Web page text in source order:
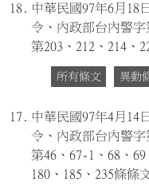
18.
中華民國97年6月18
令、內政部台內警字
第203、212、214、
所有條文 異動
17.
中華民國97年4月14
令、內政部台內警字
第46、67-1、68、69
180、185、235條條